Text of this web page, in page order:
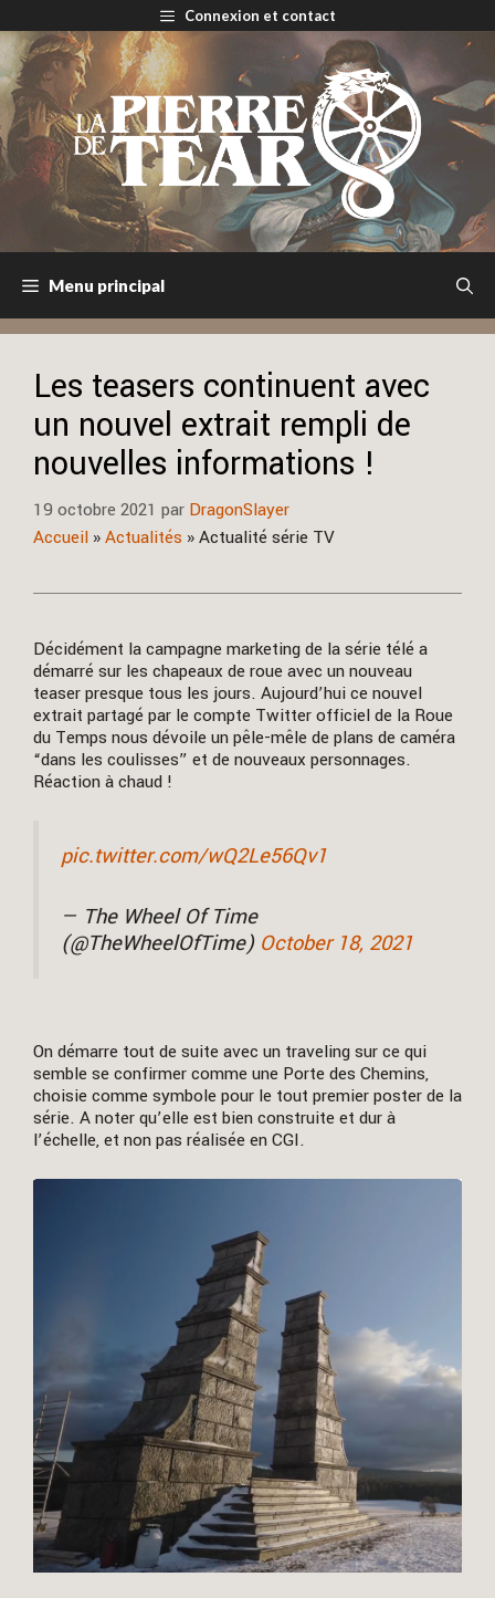
au
contenu
Connexion et contact
Menu principal
Les teasers continuent avec
un nouvel extrait rempli de
nouvelles informations !
19 octobre 2021 par DragonSlayer
Accueil »Actualités »Actualité série TV
Décidément la campagne marketing de la série télé a
démarré sur les chapeaux de roue avec un nouveau
teaser presque tous les jours. Aujourd’hui ce nouvel
extrait partagé par le compte Twitter officiel de la Roue
du Temps nous dévoile un pêle-mêle de plans de caméra
“dans les coulisses” et de nouveaux personnages.
Réaction à chaud !
pic.twitter.com/wQ2Le56Qv1
— The Wheel Of Time
(@TheWheelOfTime) October 18, 2021
On démarre tout de suite avec un traveling sur ce qui
semble se confirmer comme une Porte des Chemins,
choisie comme symbole pour le tout premier poster de la
série. A noter qu’elle est bien construite et dur à
l’échelle, et non pas réalisée en CGI.